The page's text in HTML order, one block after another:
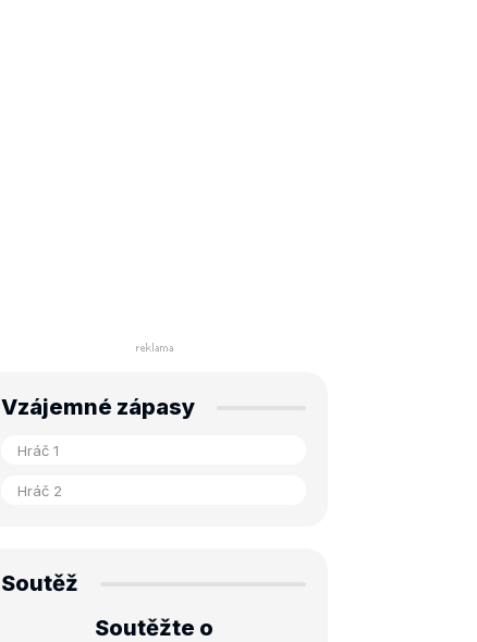
Vzájemné zápasy
Soutěž
Soutěžte o